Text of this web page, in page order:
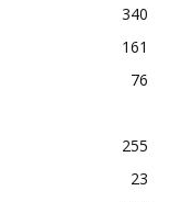
340
161
76
255
23